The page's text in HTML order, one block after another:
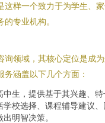
这样一个致力于为学生、
专业机构。
询领域，其核心定位是成
涵盖以下几个方面：
中生，提供基于其兴趣、
校选择、课程辅导建议、
明智决策。